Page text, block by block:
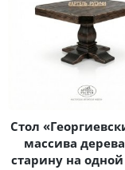
Стол
массива
старину на